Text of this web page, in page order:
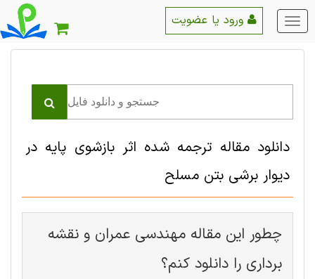
منو
اصلی
دانلود مقاله ترجمه شده اثر بازشوی پایه در
دیوار برشی بتن مسلح
چطور این مقاله مهندسی عمران و نقشه
برداری را دانلود کنم؟